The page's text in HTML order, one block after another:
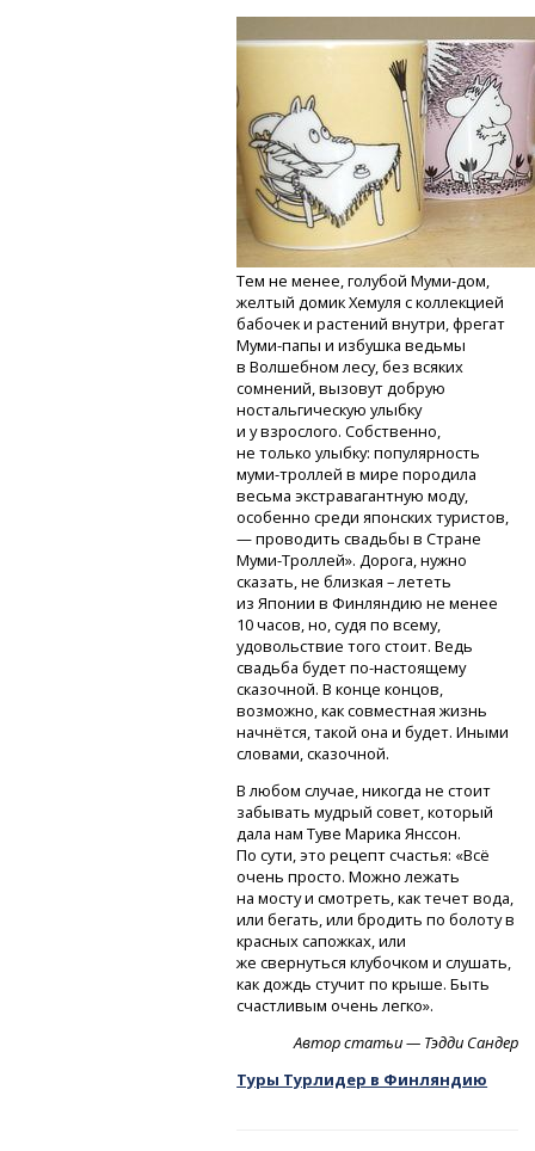
Тем не менее, голубойМуми-дом,
желтый домик Хемуля с коллекцией
бабочек и растений внутри, фрегат
Муми-папы и избушка ведьмы
в Волшебном лесу, без всяких
сомнений, вызовут добрую
ностальгическую улыбку
и у взрослого. Собственно,
не только улыбку: популярность
муми-троллей в мире породила
весьма экстравагантную моду,
особенно среди японских туристов,
— проводить свадьбы в Стране
Муми-Троллей». Дорога, нужно
сказать, не близкая – лететь
из Японии в Финляндию не менее
10 часов, но, судя по всему,
удовольствие того стоит. Ведь
свадьба будетпо-настоящему
сказочной. В конце концов,
возможно, как совместная жизнь
начнётся, такой она и будет. Иными
словами, сказочной.
В любом случае, никогда не стоит
забывать мудрый совет, который
дала нам Туве Марика Янссон.
По сути, это рецепт счастья: «Всё
очень просто. Можно лежать
на мосту и смотреть, как течет вода,
или бегать, или бродить по болоту в
красных сапожках, или
же свернуться клубочком и слушать,
как дождь стучит по крыше. Быть
счастливым очень легко».
Автор статьи — Тэдди Сандер
Туры Турлидер в Финляндию